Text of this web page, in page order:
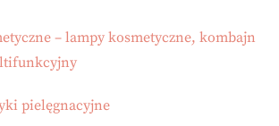
– lampy kosmetyczne, kombajn
pielęgnacyjne